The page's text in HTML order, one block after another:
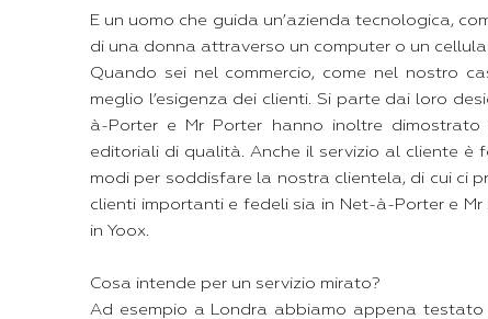
E un uomo che guida un’azienda tecnologica,
di una donna attraverso un computer o un
Quando sei nel commercio, come nel nostro
meglio l’esigenza dei clienti. Si parte dai loro
à-Porter e Mr Porter hanno inoltre
editoriali di qualità. Anche il servizio al cliente è
modi per soddisfare la nostra clientela, di cui ci
clienti importanti e fedeli sia in Net-à-Porter e
in Yoox.
Cosa intende per un servizio mirato?
Ad esempio a Londra abbiamo appena